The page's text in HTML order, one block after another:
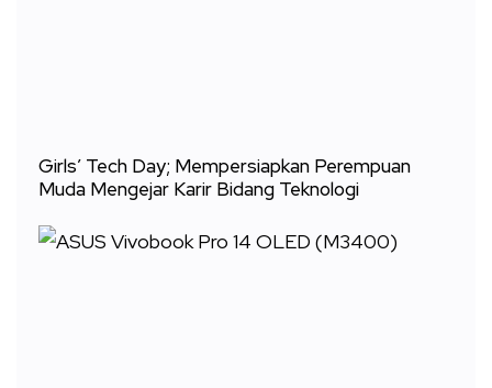
Girls’ Tech Day; Mempersiapkan Perempuan
Muda Mengejar Karir Bidang Teknologi